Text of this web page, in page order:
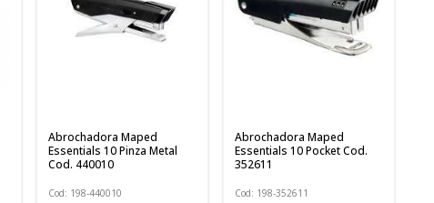
Abrochadora Maped
Essentials 10 Pinza Metal
Cod. 440010
Cod: 198-440010
Abrochadora Maped
Essentials 10 Pocket Cod.
352611
Cod: 198-352611